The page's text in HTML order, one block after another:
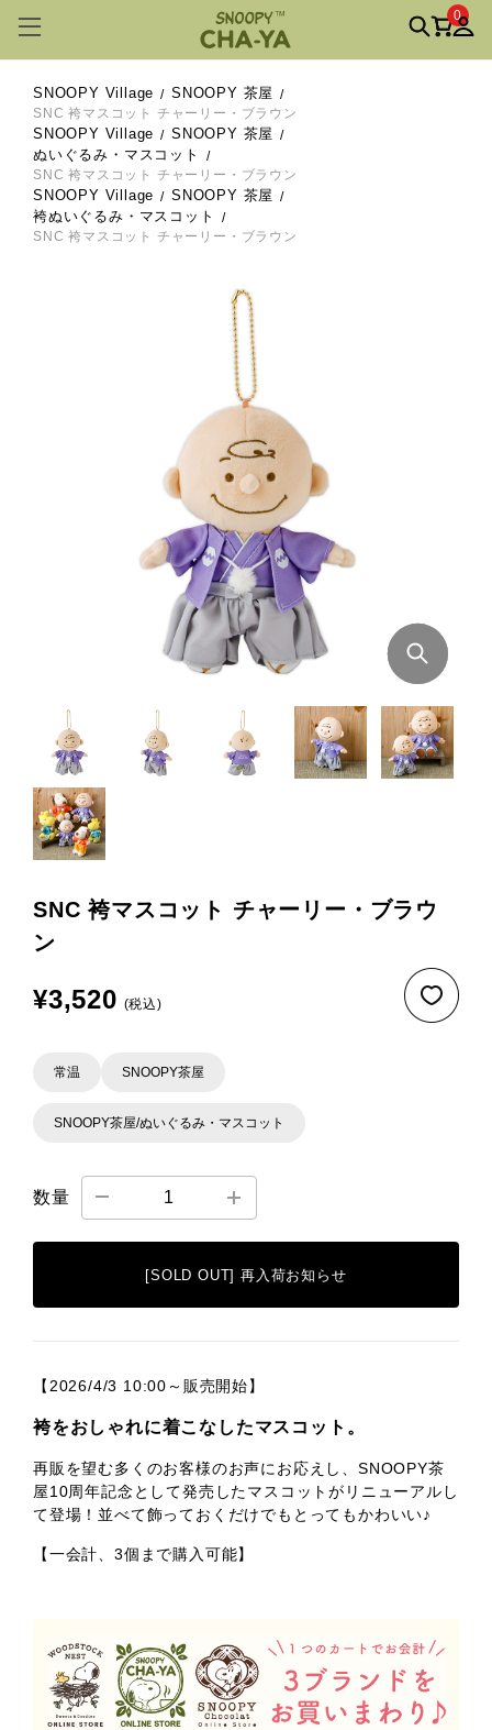
0
SNOOPY Village SNOOPY 茶屋
SNC 袴マスコット チャーリー・ブラウン
SNOOPY Village
SNOOPY 茶屋
ぬいぐるみ・マスコット
SNC 袴マスコット チャーリー・ブラウン
SNOOPY Village
SNOOPY 茶屋
袴ぬいぐるみ・マスコット
SNC 袴マスコット チャーリー・ブラウン
SNC 袴マスコット チャーリー・ブラウ
ン
¥3,520 (税込)
常温 SNOOPY茶屋
SNOOPY茶屋/ぬいぐるみ・マスコット
数量
[SOLD OUT] 再入荷お知らせ
【2026/4/3 10:00～販売開始】
袴をおしゃれに着こなしたマスコット。
再販を望む多くのお客様のお声にお応えし、SNOOPY茶
屋10周年記念として発売したマスコットがリニューアルし
て登場！並べて飾っておくだけでもとってもかわいい♪
【一会計、3個まで購入可能】